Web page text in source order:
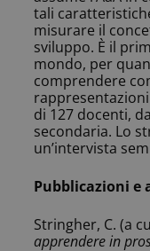
tali
misurare il
sviluppo. È il
mondo, per
comprendere
di 127 docenti,
secondaria. Lo
un’intervista
Pubblicazioni e
Stringher, C. (a
apprendere in